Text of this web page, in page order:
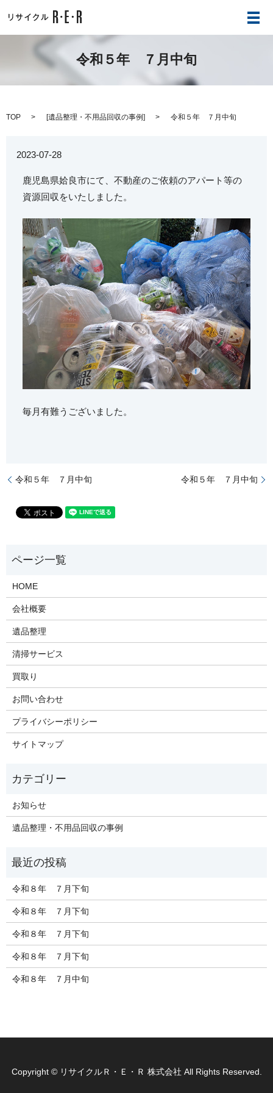
メ
令和５年 ７月中旬
TOP [遺品整理・不用品回収の事例] 令和５年 ７月中旬
2023-07-28
鹿児島県姶良市にて、不動産のご依頼のアパート等の
資源回収をいたしました。
毎月有難うございました。
令和５年 ７月中旬 令和５年 ７月中旬
HOME
会社概要
遺品整理
清掃サービス
買取り
お問い合わせ
プライバシーポリシー
サイトマップ
お知らせ
遺品整理・不用品回収の事例
令和８年 ７月下旬
令和８年 ７月下旬
令和８年 ７月下旬
令和８年 ７月下旬
令和８年 ７月中旬
Copyright © リサイクルＲ・Ｅ・Ｒ 株式会社 All Rights Reserved.